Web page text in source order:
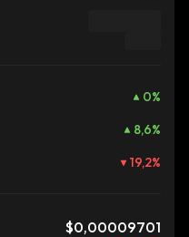
0%
8,6%
19,2%
$0,00009701